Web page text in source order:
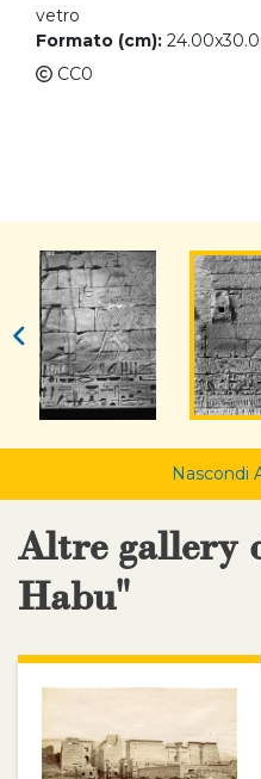
vetro
Formato (cm):
CC0
Nascondi
Altre gallery
Habu"